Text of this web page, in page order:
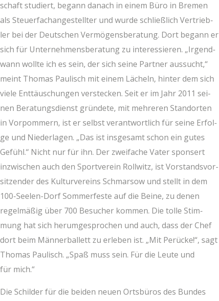
schaft stu­diert, begann danach in einem Büro in Bre­men
als Steu­er­fach­an­ge­stell­ter und wur­de schließ­lich Ver­trieb­
ler bei der Deut­schen Ver­mö­gens­be­ra­tung. Dort begann er
sich für Unter­neh­mens­be­ra­tung zu inter­es­sie­ren. „Irgend­
wann woll­te ich es sein, der sich sei­ne Part­ner aus­sucht,“
meint Tho­mas Pau­lisch mit einem Lächeln, hin­ter dem sich
vie­le Ent­täu­schun­gen ver­ste­cken. Seit er im Jahr 2011 sei­
nen Bera­tungs­dienst grün­de­te, mit meh­re­ren Stand­or­ten
in Vor­pom­mern, ist er selbst ver­ant­wort­lich für sei­ne Erfol­
ge und Nie­der­la­gen. „Das ist ins­ge­samt schon ein gutes
Gefühl.“ Nicht nur für ihn. Der zwei­fa­che Vater spon­sert
inzwi­schen auch den Sport­ver­ein Roll­witz, ist Vor­stands­vor­
sit­zen­der des Kul­tur­ver­eins Schmar­sow und stellt in dem
100-See­len-Dorf Som­mer­fes­te auf die Bei­ne, zu denen
regel­mä­ßig über 700 Besu­cher kom­men. Die tol­le Stim­
mung hat sich her­um­ge­spro­chen und auch, dass der Chef
dort beim Män­ner­bal­lett zu erle­ben ist. „Mit Perü­cke!“, sagt
Tho­mas Pau­lisch. „Spaß muss sein. Für die Leu­te und
für mich.“
Die Schil­der für die bei­den neu­en Orts­bü­ros des Bun­des